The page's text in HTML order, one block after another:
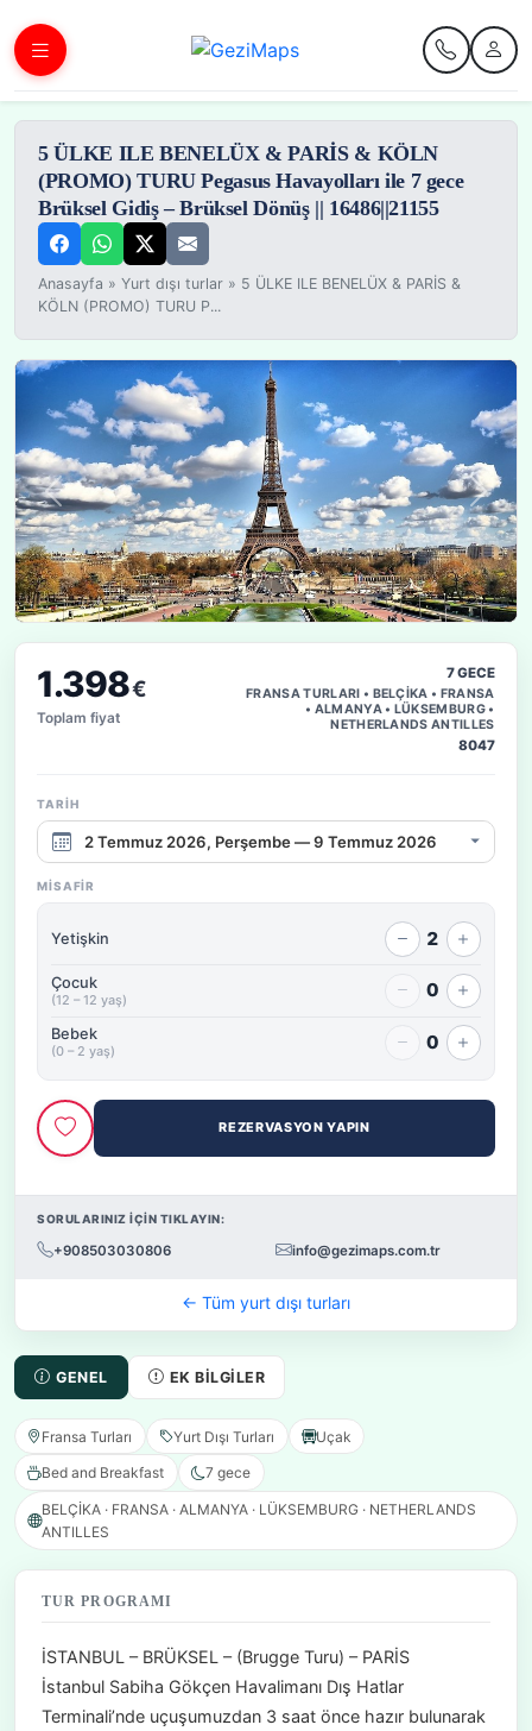
5 ÜLKE ILE BENELÜX & PARİS & KÖLN
(PROMO) TURU Pegasus Havayolları ile 7 gece
Brüksel Gidiş – Brüksel Dönüş || 16486||21155
Anasayfa »Yurt dışı turlar » 5 ÜLKE ILE BENELÜX & PARİS &
KÖLN (PROMO) TURU P...
1.398€
Toplam fiyat
7 GECE
FRANSA TURLARI • BELÇİKA • FRANSA
• ALMANYA • LÜKSEMBURG •
NETHERLANDS ANTILLES
8047
TARIH
Çıkış tarihi aralığı
MISAFIR
Yetişkin 2
Çocuk
(12 – 12 yaş) 0
Bebek
(0 – 2 yaş) 0
REZERVASYON YAPIN
SORULARINIZ İÇİN TIKLAYIN:
+908503030806 info@gezimaps.com.tr
← Tüm yurt dışı turları
GENEL EK BILGILER
Fransa Turları Yurt Dışı Turları Uçak
Bed and Breakfast 7 gece
BELÇİKA · FRANSA · ALMANYA · LÜKSEMBURG · NETHERLANDS
ANTILLES
TUR PROGRAMI
İSTANBUL – BRÜKSEL – (Brugge Turu) – PARİS
İstanbul Sabiha Gökçen Havalimanı Dış Hatlar
Terminali’nde uçuşumuzdan 3 saat önce hazır bulunarak